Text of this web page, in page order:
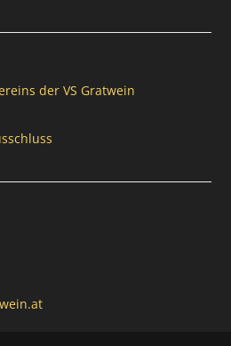
der VS Gratwein